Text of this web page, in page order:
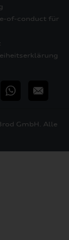
of-conduct für
WhatsApp
E-
GmbH. Alle